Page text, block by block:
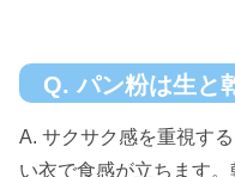
Q. パン粉は生と
A. サクサク感を重視す
い衣で食感が立ちます